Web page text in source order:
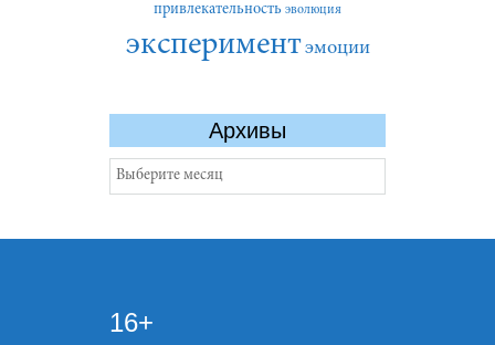
привлекательность эволюция
экспериментэмоции
Архивы
Архивы
16+